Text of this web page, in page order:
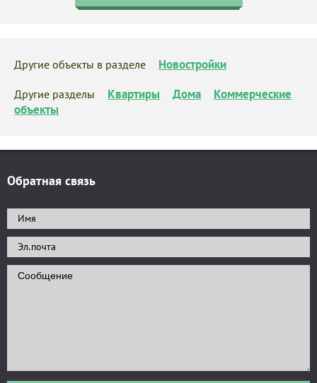
Другие объекты в разделе Новостройки
Другие разделы Квартиры Дома
Коммерческие
объекты
Обратная связь